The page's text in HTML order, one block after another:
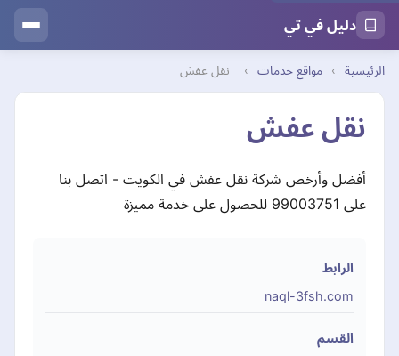
دليل في تي
الرئيسية › مواقع خدمات › نقل عفش
نقل عفش
أفضل وأرخص شركة نقل عفش في الكويت - اتصل بنا
على 99003751 للحصول على خدمة مميزة
الرابط
naql-3fsh.com
القسم